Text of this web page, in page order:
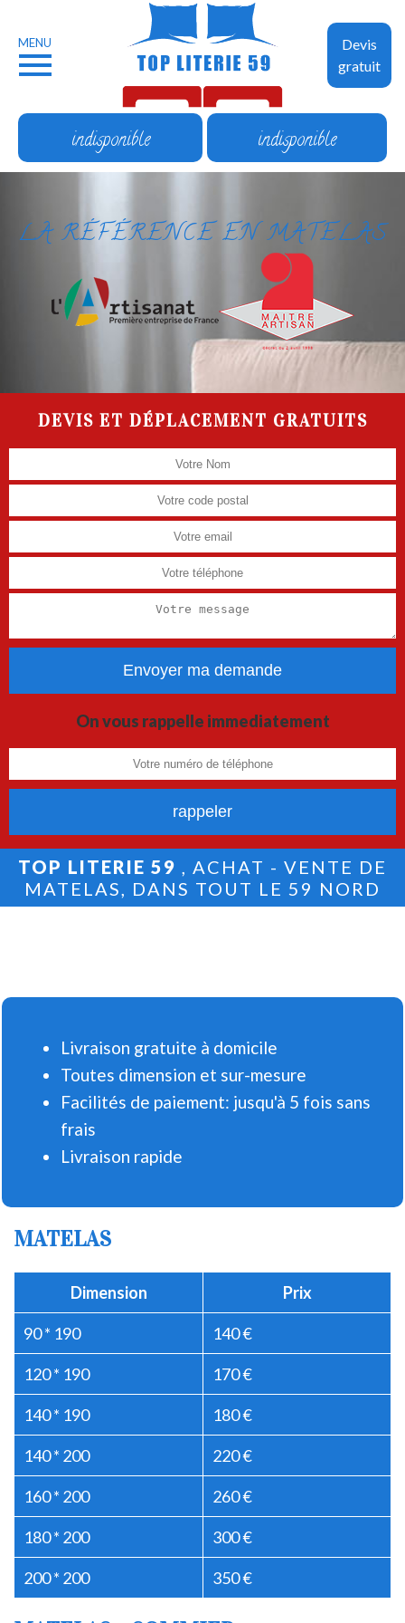
Devis
gratuit
MENU
indisponible indisponible
LA RÉFÉRENCE EN MATELAS
DEVIS ET DÉPLACEMENT GRATUITS
On vous rappelle immediatement
TOP LITERIE 59 , ACHAT - VENTE DE
MATELAS, DANS TOUT LE 59 NORD
Livraison gratuite à domicile
Toutes dimension et sur-mesure
Facilités de paiement: jusqu'à 5 fois sans
frais
Livraison rapide
MATELAS
Dimension Prix
90 * 190 140 €
120 * 190 170 €
140 * 190 180 €
140 * 200 220 €
160 * 200 260 €
180 * 200 300 €
200 * 200 350 €